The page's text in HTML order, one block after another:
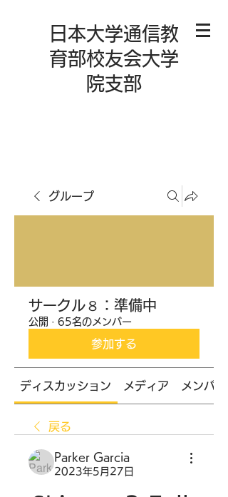
日本大学通信教
育部校友会大学
院支部
グループ
サークル８：準備中
公開 · 65名のメンバー
参加する
ディスカッション メディア メンバー
戻る
Parker Garcia
2023年5月27日